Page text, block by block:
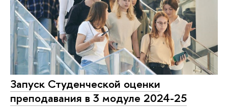
Запуск Студенческой оценки
преподавания в 3 модуле 2024-25